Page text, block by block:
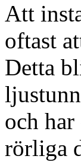
Att
oftast
Detta
och
rörliga